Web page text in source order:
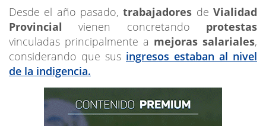
Desde el año pasado,trabajadores deVialidad
Provincial vienen concretando protestas
vinculadas principalmente a mejoras salariales,
considerando que sus ingresos estaban al nivel
de la indigencia.